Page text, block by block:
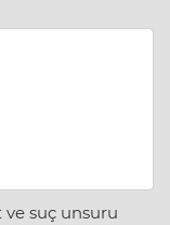
suç unsuru